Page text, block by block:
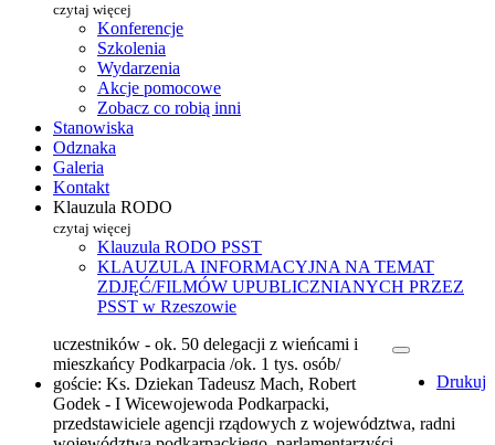
czytaj więcej
Konferencje
Szkolenia
Wydarzenia
Akcje pomocowe
Zobacz co robią inni
Stanowiska
Odznaka
Galeria
Kontakt
Klauzula RODO
czytaj więcej
Klauzula RODO PSST
KLAUZULA INFORMACYJNA NA TEMAT
ZDJĘĆ/FILMÓW UPUBLICZNIANYCH PRZEZ
PSST w Rzeszowie
Drukuj
uczestników - ok. 50 delegacji z wieńcami i
mieszkańcy Podkarpacia /ok. 1 tys. osób/
goście: Ks. Dziekan Tadeusz Mach, Robert
Godek - I Wicewojewoda Podkarpacki,
przedstawiciele agencji rządowych z województwa, radni